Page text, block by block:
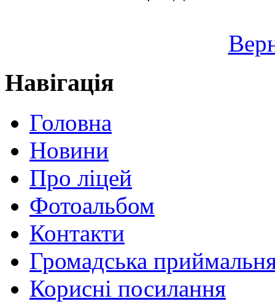
Навігація
Головна
Новини
Про ліцей
Фотоальбом
Контакти
Громадська
Корисні посилання